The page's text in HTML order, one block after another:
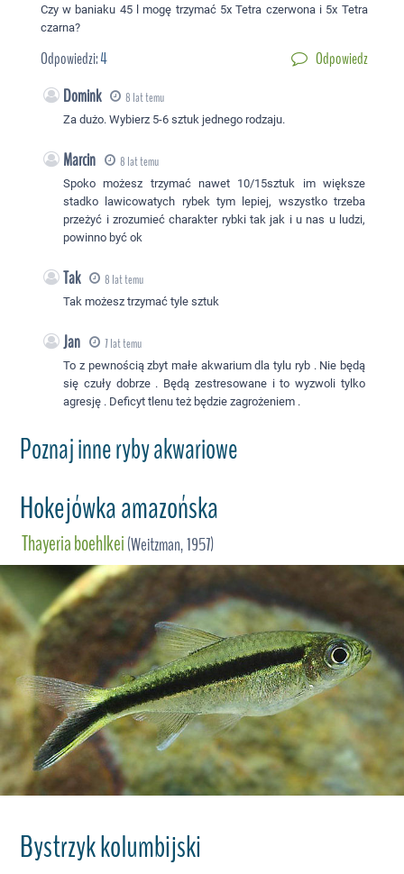
Czy w baniaku 45 l mogę trzymać 5x Tetra czerwona i 5x Tetra
czarna?
Odpowiedzi:4 Odpowiedz
Domink 8 lat temu
Za dużo. Wybierz 5-6 sztuk jednego rodzaju.
Marcin 8 lat temu
Spoko możesz trzymać nawet 10/15sztuk im większe
stadko lawicowatych rybek tym lepiej, wszystko trzeba
przeżyć i zrozumieć charakter rybki tak jak i u nas u ludzi,
powinno być ok
Tak 8 lat temu
Tak możesz trzymać tyle sztuk
Jan 7 lat temu
To z pewnością zbyt małe akwarium dla tylu ryb . Nie będą
się czuły dobrze . Będą zestresowane i to wyzwoli tylko
agresję . Deficyt tlenu też będzie zagrożeniem .
Poznaj inne ryby akwariowe
Hokejówka amazońska
Thayeria boehlkei(Weitzman, 1957)
Bystrzyk kolumbijski